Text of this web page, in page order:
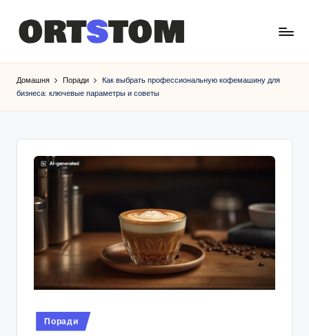
Домашня Поради
Как выбрать профессиональную кофемашину для
бизнеса: ключевые параметры и советы
Опубліковано
у
Поради